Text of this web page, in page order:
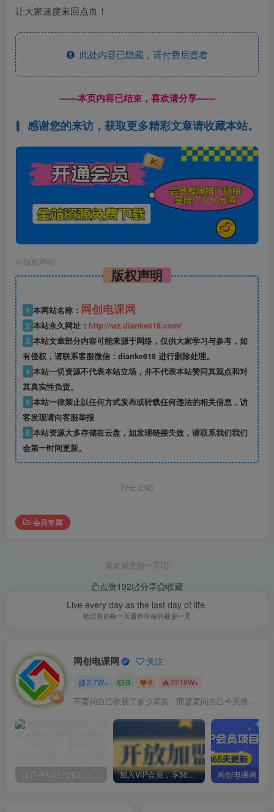
让大家速度来回点血！
此处内容已隐藏，请付费后查看
------本页内容已结束，喜欢请分享------
感谢您的来访，获取更多精彩文章请收藏本站。
© 版权声明
版权声明
1 本网站名称： 网创电课网
2 本站永久网址： http://wz.dianke618.com/
3 本站文章部分内容可能来源于网络，仅供大家学习与参考，如
有侵权，请联系客服微信：dianke618 进行删除处理。
4 本站一切资源不代表本站立场，并不代表本站赞同其观点和对
其真实性负责。
5 本站一律禁止以任何方式发布或转载任何违法的相关信息，访
客发现请向客服举报
6 本站资源大多存储在云盘，如发现链接失效，请联系我们我们
会第一时间更新。
THE END
会员专属
喜欢就支持一下吧
点赞192 分享
收藏
Live every day as the last day of life.
把活着的每一天看作生命的最后一天
网创电课网 关注
2.7W+ 0 8 2218W+
加入VIP会员，享50%的推广提成，免费学习多种网上创业课程，菜鸟秒变大神！